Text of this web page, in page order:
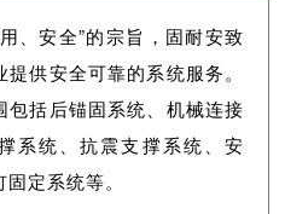
、安全”的宗旨，固耐安致
供安全可靠的系统服务。
包括后锚固系统、机械连接
系统、抗震支撑系统、安
定系统等。